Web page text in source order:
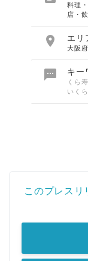
料理
店・
 エリ
大阪府
 キー
くら
いくら
このプレスリ